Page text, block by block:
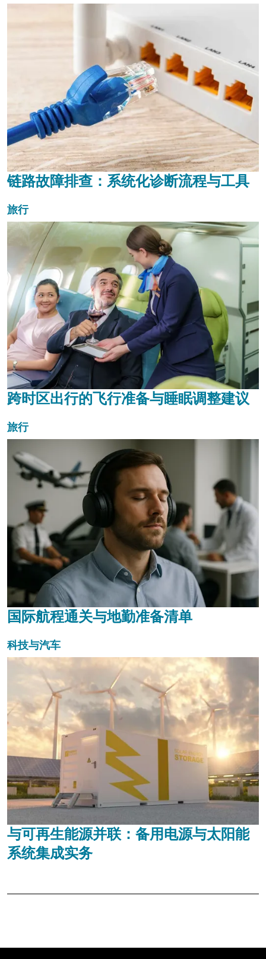
链路故障排查：系统化诊断流程与工具
旅行
跨时区出行的飞行准备与睡眠调整建议
旅行
国际航程通关与地勤准备清单
科技与汽车
与可再生能源并联：备用电源与太阳能
系统集成实务